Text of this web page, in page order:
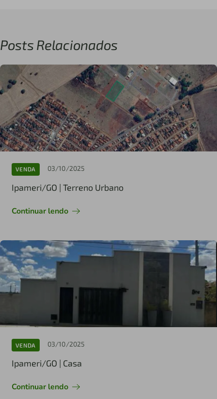
Posts Relacionados
VENDA 03/10/2025
Ipameri/GO | Terreno Urbano
Continuar lendo
VENDA 03/10/2025
Ipameri/GO | Casa
Continuar lendo